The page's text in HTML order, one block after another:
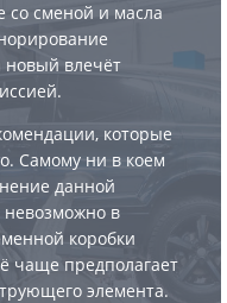
со сменой и масла
новый влечёт
которые
Самому ни в коем
данной
невозможно в
коробки
чаще предполагает
элемента.